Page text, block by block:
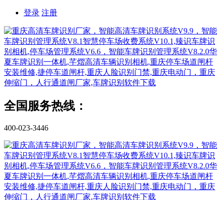
登录 注册
全国服务热线：
400-023-3446